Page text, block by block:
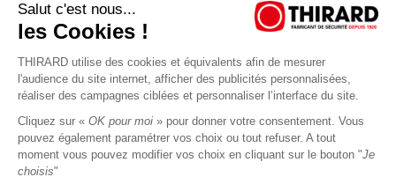
Salut c'est nous...
les Cookies !
THIRARD utilise des cookies et équivalents afin de mesurer
l'audience du site internet, afficher des publicités personnalisées,
réaliser des campagnes ciblées et personnaliser l’interface du site.
Cliquez sur « OK pour moi » pour donner votre consentement. Vous
pouvez également paramétrer vos choix ou tout refuser. A tout
moment vous pouvez modifier vos choix en cliquant sur le bouton "Je
choisis"